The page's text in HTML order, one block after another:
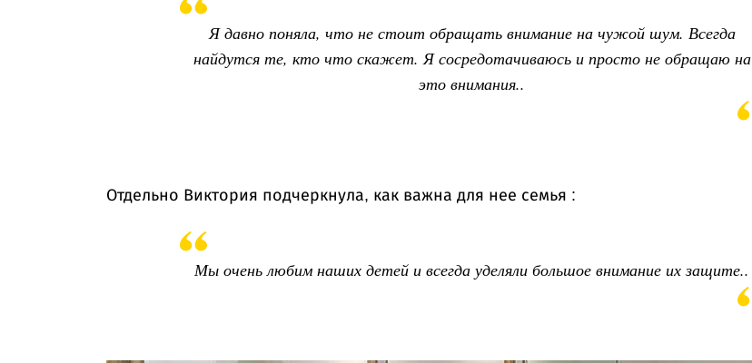
Я давно поняла, что не стоит обращать внимание на чужой шум. Всегда
найдутся те, кто что скажет. Я сосредотачиваюсь и просто не обращаю на
это внимания..
Отдельно Виктория подчеркнула, как важна для нее семья :
Мы очень любим наших детей и всегда уделяли большое внимание их защите..